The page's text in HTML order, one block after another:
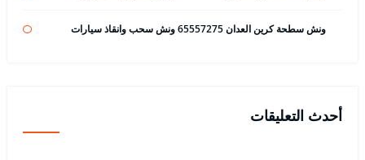
ونش سطحة كرين العدان 65557275 ونش سحب وانقاذ سيارات
أحدث التعليقات